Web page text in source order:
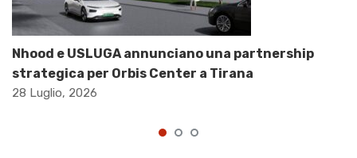
Nhood e USLUGA annunciano una partnership
strategica per Orbis Center a Tirana
28 Luglio, 2026